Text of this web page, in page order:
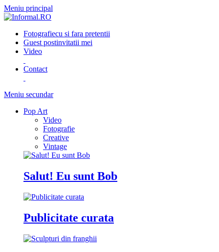
Meniu principal
Fotografiecu si fara pretentii
Guest postinvitatii mei
Video
Contact
Meniu secundar
Pop Art
Video
Fotografie
Creative
Vintage
Salut! Eu sunt Bob
Publicitate curata